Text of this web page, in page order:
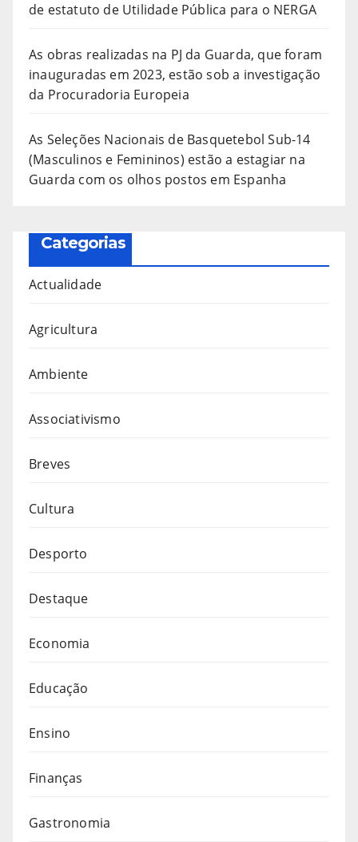
de estatuto de Utilidade Pública para o NERGA
As obras realizadas na PJ da Guarda, que foram
inauguradas em 2023, estão sob a investigação
da Procuradoria Europeia
As Seleções Nacionais de Basquetebol Sub-14
(Masculinos e Femininos) estão a estagiar na
Guarda com os olhos postos em Espanha
Categorias
Actualidade
Agricultura
Ambiente
Associativismo
Breves
Cultura
Desporto
Destaque
Economia
Educação
Ensino
Finanças
Gastronomia